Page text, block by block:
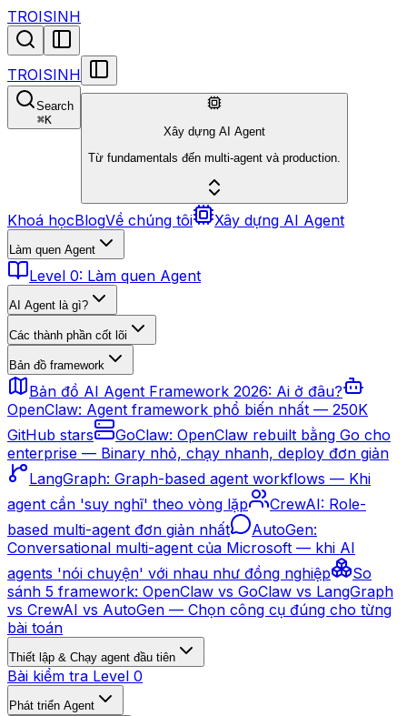
TROISINH
TROISINH
Search
⌘K
Xây dựng AI Agent
Từ fundamentals đến multi-agent và production.
Khoá họcBlogVề chúng tôi Xây dựng AI Agent
Làm quen Agent
Level 0: Làm quen Agent
AI Agent là gì?
Các thành phần cốt lõi
Bản đồ framework
Bản đồ AI Agent Framework 2026: Ai ở đâu?
OpenClaw: Agent framework phổ biến nhất — 250K
GitHub stars
GoClaw: OpenClaw rebuilt bằng Go cho
enterprise — Binary nhỏ, chạy nhanh, deploy đơn giản
LangGraph: Graph-based agent workflows — Khi
agent cần 'suy nghĩ' theo vòng lặp
CrewAI: Role-
based multi-agent đơn giản nhất
AutoGen:
Conversational multi-agent của Microsoft — khi AI
agents 'nói chuyện' với nhau như đồng nghiệp
So
sánh 5 framework: OpenClaw vs GoClaw vs LangGraph
vs CrewAI vs AutoGen — Chọn công cụ đúng cho từng
bài toán
Thiết lập & Chạy agent đầu tiên
Bài kiểm tra Level 0
Phát triển Agent